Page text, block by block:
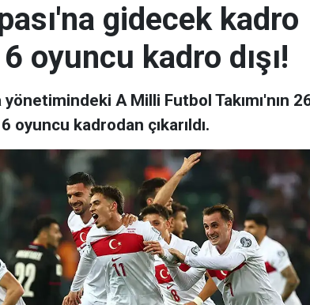
gidecek kadro
6 oyuncu kadro dışı!
A Milli Futbol Takımı'nın
oyuncu kadrodan çıkarıldı.